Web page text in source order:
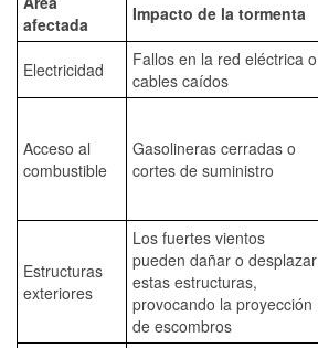
afectada
Impacto de la tormenta
Electricidad
Fallos en la red eléctrica o
cables caídos
Acceso al
combustible
Gasolineras cerradas o
cortes de suministro
Estructuras
exteriores
Los fuertes vientos
pueden dañar o desplazar
estas estructuras,
provocando la proyección
de escombros